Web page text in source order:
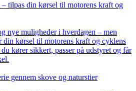
tilpas din kørsel til motorens kraft og
nye muligheder i hverdagen – men
din kørsel til motorens kraft og cyklens
kører sikkert, passer på udstyret og får
gennem skove og naturstier